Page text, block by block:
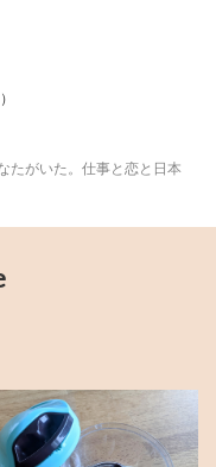
たがいた。仕事と恋と日本